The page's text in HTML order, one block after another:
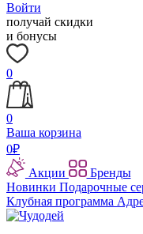
Войти
получай скидки
и бонусы
0
0
Ваша корзина
0₽
Акции
Бренды
Новинки Подарочные
Клубная программа